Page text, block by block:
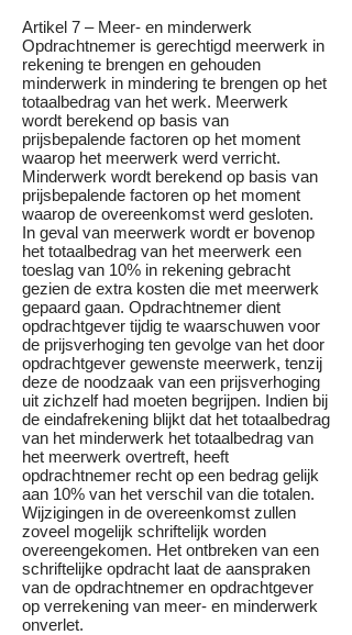
Artikel 7 – Meer- en minderwerk
Opdrachtnemer is gerechtigd meerwerk in
rekening te brengen en gehouden
minderwerk in mindering te brengen op het
totaalbedrag van het werk. Meerwerk
wordt berekend op basis van
prijsbepalende factoren op het moment
waarop het meerwerk werd verricht.
Minderwerk wordt berekend op basis van
prijsbepalende factoren op het moment
waarop de overeenkomst werd gesloten.
In geval van meerwerk wordt er bovenop
het totaalbedrag van het meerwerk een
toeslag van 10% in rekening gebracht
gezien de extra kosten die met meerwerk
gepaard gaan. Opdrachtnemer dient
opdrachtgever tijdig te waarschuwen voor
de prijsverhoging ten gevolge van het door
opdrachtgever gewenste meerwerk, tenzij
deze de noodzaak van een prijsverhoging
uit zichzelf had moeten begrijpen. Indien bij
de eindafrekening blijkt dat het totaalbedrag
van het minderwerk het totaalbedrag van
het meerwerk overtreft, heeft
opdrachtnemer recht op een bedrag gelijk
aan 10% van het verschil van die totalen.
Wijzigingen in de overeenkomst zullen
zoveel mogelijk schriftelijk worden
overeengekomen. Het ontbreken van een
schriftelijke opdracht laat de aanspraken
van de opdrachtnemer en opdrachtgever
op verrekening van meer- en minderwerk
onverlet.